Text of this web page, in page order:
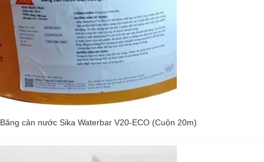
Băng cản nước Sika Waterbar V20-ECO (Cuộn 20m)